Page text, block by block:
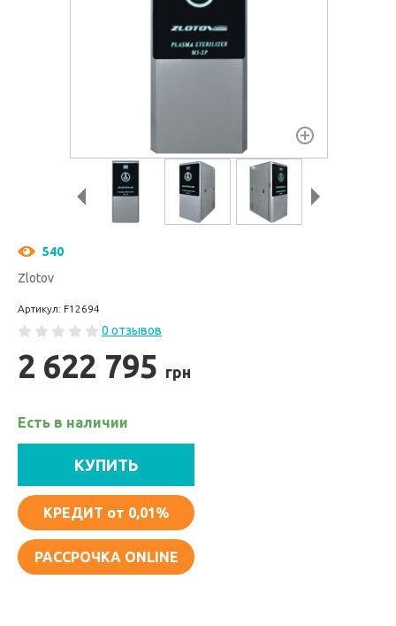
540
Zlotov
Артикул: F12694
0 отзывов
2 622 795 грн
Есть в наличии
КУПИТЬ
КРЕДИТ от 0,01%
РАССРОЧКА ONLINE